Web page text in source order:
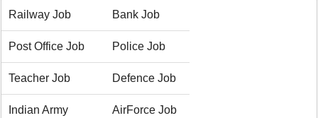
Railway Job Bank Job
Post Office Job Police Job
Teacher Job Defence Job
Indian Army AirForce Job